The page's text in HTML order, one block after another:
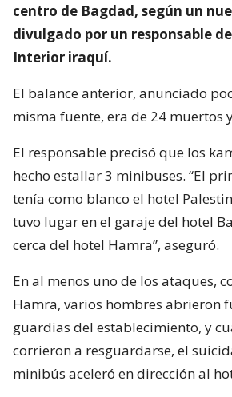
centro de Bagdad, según un
divulgado por un responsable
Interior iraquí.
El balance anterior, anunciado
misma fuente, era de 24 muertos
El responsable precisó que los
hecho estallar 3 minibuses. “El
tenía como blanco el hotel
tuvo lugar en el garaje del hotel
cerca del hotel Hamra”, aseguró.
En al menos uno de los ataques,
Hamra, varios hombres abrieron
guardias del establecimiento, y
corrieron a resguardarse, el
minibús aceleró en dirección al